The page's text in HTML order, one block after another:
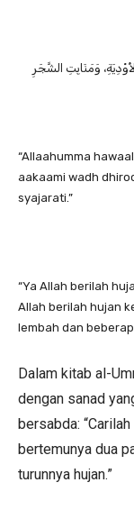
وَمَنَابِتِ الشَّجَرِ
“Allaahumma
aakaami wadh
syajarati.”
“Ya Allah berilah
Allah berilah hujan
lembah dan
Dalam kitab al-
dengan sanad
bersabda:
bertemunya dua
turunnya hujan.”